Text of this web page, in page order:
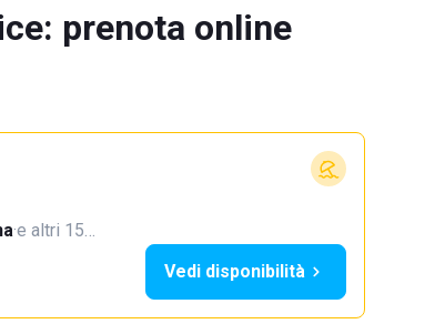
prenota online
·e altri 15…
Vedi disponibilità